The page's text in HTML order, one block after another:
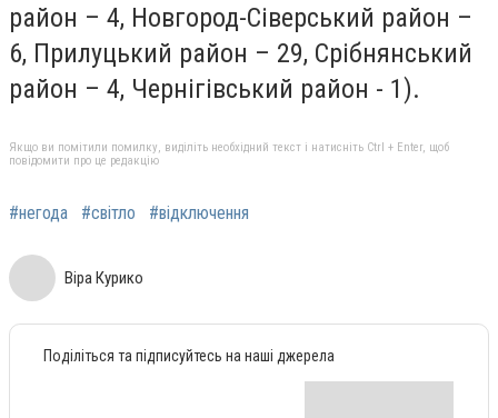
район – 4, Новгород-Сіверський район –
6, Прилуцький район – 29, Срібнянський
район – 4, Чернігівський район - 1).
Якщо ви помітили помилку, виділіть необхідний текст і натисніть Ctrl + Enter, щоб
повідомити про це редакцію
#негода #світло #відключення
Віра Курико
Поділіться та підписуйтесь на наші джерела